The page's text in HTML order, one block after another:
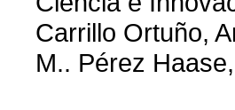
Carrillo Ortuño,
M.. Pérez